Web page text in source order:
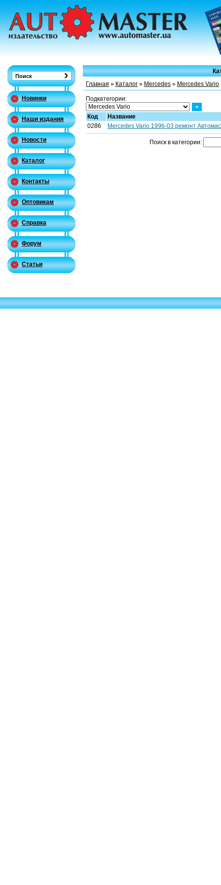
Новинки
Наши издания
Новости
Каталог
Контакты
Оптовикам
Справка
Форум
Статьи
Главная » Каталог » Mercedes » Mercedes Vario
Подкатегории:
Код
Название
0286
Mercedes Vario 1996-03 ремонт
Поиск в категории: